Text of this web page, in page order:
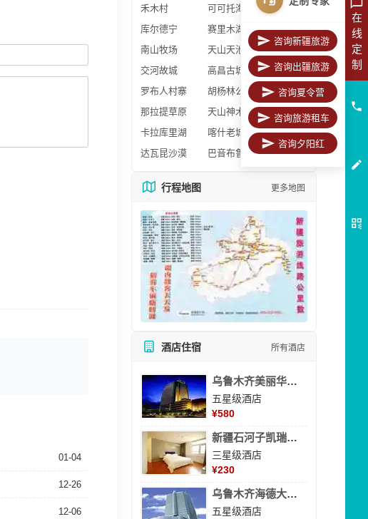
01-04
12-26
12-06
禾木村
可可托海
库尔德宁
赛里木湖
南山牧场
天山天池
交河故城
高昌古城
罗布人村寨
胡杨林公园
那拉提草原
天山神木园
卡拉库里湖
喀什老城区
达瓦昆沙漠
巴音布鲁克
行程地图 更多地图
酒店住宿 所有酒店
乌鲁木齐美丽华大酒
五星级酒店
¥580
新疆石河子凯瑞酒店
三星级酒店
¥230
乌鲁木齐海德大酒店
五星级酒店
在
线
定
制
咨询新疆旅游
咨询出疆旅游
咨询夏令营
咨询旅游租车
咨询夕阳红